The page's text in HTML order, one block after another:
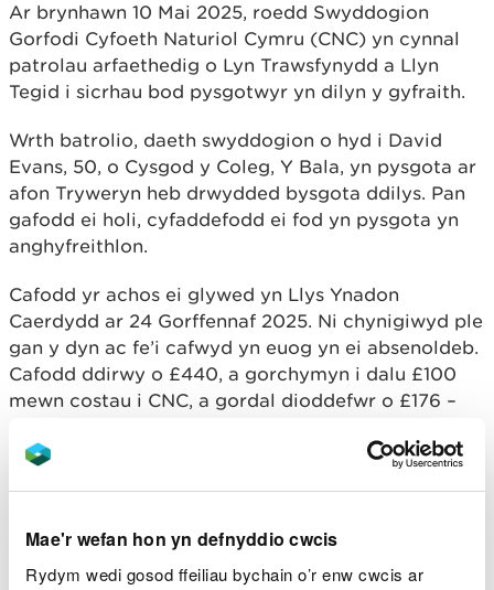
Mae'r wefan hon yn defnyddio cwcis
Rydym wedi gosod ffeiliau bychain o’r enw cwcis ar
Ar brynhawn 10 Mai 2025, roedd Swyddogion
Gorfodi Cyfoeth Naturiol Cymru (CNC) yn cynnal
patrolau arfaethedig o Lyn Trawsfynydd a Llyn
Tegid i sicrhau bod pysgotwyr yn dilyn y gyfraith.
Wrth batrolio, daeth swyddogion o hyd i David
Evans, 50, o Cysgod y Coleg, Y Bala, yn pysgota ar
afon Tryweryn heb drwydded bysgota ddilys. Pan
gafodd ei holi, cyfaddefodd ei fod yn pysgota yn
anghyfreithlon.
Cafodd yr achos ei glywed yn Llys Ynadon
Caerdydd ar 24 Gorffennaf 2025. Ni chynigiwyd ple
gan y dyn ac fe’i cafwyd yn euog yn ei absenoldeb.
Cafodd ddirwy o £440, a gorchymyn i dalu £100
mewn costau i CNC, a gordal dioddefwr o £176 –
Mae pysgota heb drwydded ddilys yn drosedd. Mae
gwaith hanfodol i ddiogelu a gwella stociau
pysgod a chynefinoedd ledled Cymru.